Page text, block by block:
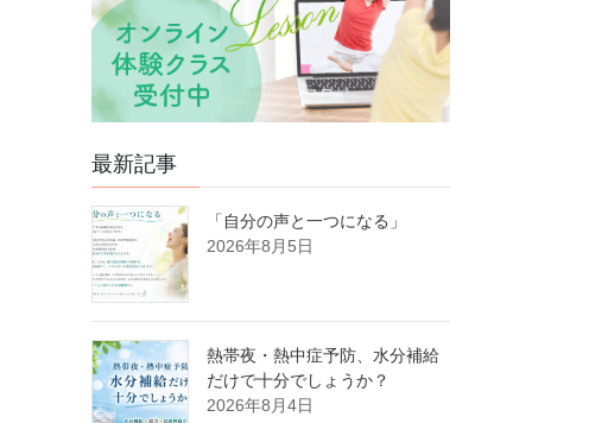
最新記事
「自分の声と一つになる」
2026年8月5日
熱帯夜・熱中症予防、水分補給
だけで十分でしょうか？
2026年8月4日